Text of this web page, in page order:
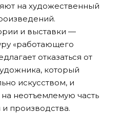
на художественный
и выставки —
«работающего
отказаться от
который
искусством, и
неотъемлемую часть
производства.